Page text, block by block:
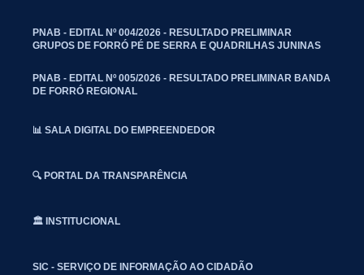
PNAB - EDITAL Nº 004/2026 - RESULTADO PRELIMINAR
GRUPOS DE FORRÓ PÉ DE SERRA E QUADRILHAS JUNINAS
PNAB - EDITAL Nº 005/2026 - RESULTADO PRELIMINAR BANDA
DE FORRÓ REGIONAL
📊 SALA DIGITAL DO EMPREENDEDOR
🔍 PORTAL DA TRANSPARÊNCIA
🏛️ INSTITUCIONAL
SIC - SERVIÇO DE INFORMAÇÃO AO CIDADÃO